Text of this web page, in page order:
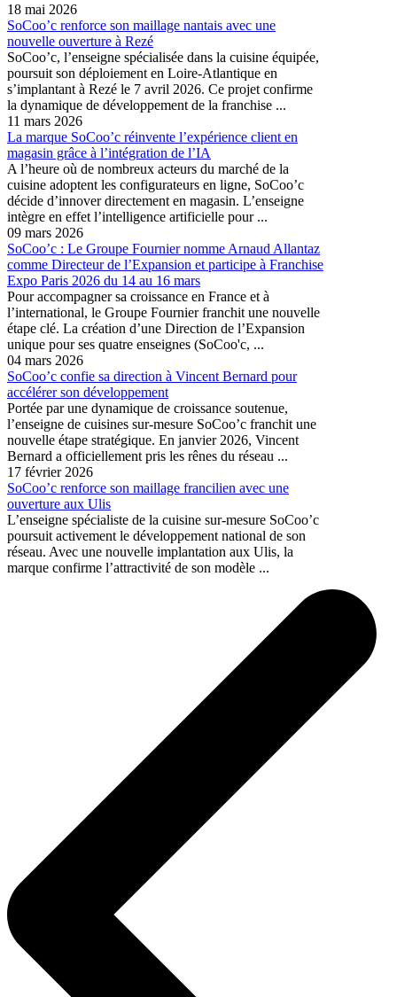
18 mai 2026
SoCoo’c renforce son maillage nantais avec une
nouvelle ouverture à Rezé
SoCoo’c, l’enseigne spécialisée dans la cuisine équipée,
poursuit son déploiement en Loire-Atlantique en
s’implantant à Rezé le 7 avril 2026. Ce projet confirme
la dynamique de développement de la franchise ...
11 mars 2026
La marque SoCoo’c réinvente l’expérience client en
magasin grâce à l’intégration de l’IA
A l’heure où de nombreux acteurs du marché de la
cuisine adoptent les configurateurs en ligne, SoCoo’c
décide d’innover directement en magasin. L’enseigne
intègre en effet l’intelligence artificielle pour ...
09 mars 2026
SoCoo’c : Le Groupe Fournier nomme Arnaud Allantaz
comme Directeur de l’Expansion et participe à Franchise
Expo Paris 2026 du 14 au 16 mars
Pour accompagner sa croissance en France et à
l’international, le Groupe Fournier franchit une nouvelle
étape clé. La création d’une Direction de l’Expansion
unique pour ses quatre enseignes (SoCoo'c, ...
04 mars 2026
SoCoo’c confie sa direction à Vincent Bernard pour
accélérer son développement
Portée par une dynamique de croissance soutenue,
l’enseigne de cuisines sur-mesure SoCoo’c franchit une
nouvelle étape stratégique. En janvier 2026, Vincent
Bernard a officiellement pris les rênes du réseau ...
17 février 2026
SoCoo’c renforce son maillage francilien avec une
ouverture aux Ulis
L’enseigne spécialiste de la cuisine sur-mesure SoCoo’c
poursuit activement le développement national de son
réseau. Avec une nouvelle implantation aux Ulis, la
marque confirme l’attractivité de son modèle ...